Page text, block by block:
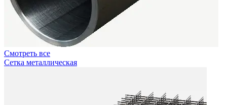
Смотреть все
Сетка металлическая